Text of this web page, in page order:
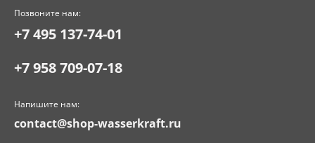
Позвоните нам:
+7 495 137-74-01
+7 958 709-07-18
Напишите нам:
contact@shop-wasserkraft.ru